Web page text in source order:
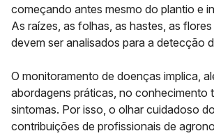
começando antes mesmo do plantio e
As raízes, as folhas, as hastes, as
devem ser analisados para a detecção
O monitoramento de doenças implica,
abordagens práticas, no conhecimento
sintomas. Por isso, o olhar cuidadoso
contribuições de profissionais de